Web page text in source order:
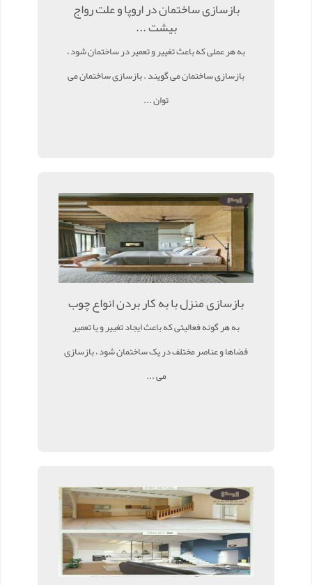
بازسازی ساختمان در اروپا و علت رواج
بیشت ...
به هر عملی که باعث تغییر و تعمیر در ساختمان شود ،
بازسازی ساختمان می گویند . بازسازی ساختمان می
توان ...
بازسازی منزل با به کار بردن انواع چوب
به هر گونه فعالیتی که باعث ایجاد تغییر و یا تعمیر
فضاها و عناصر مختلف در یک ساختمان شود ، بازسازی
می ...